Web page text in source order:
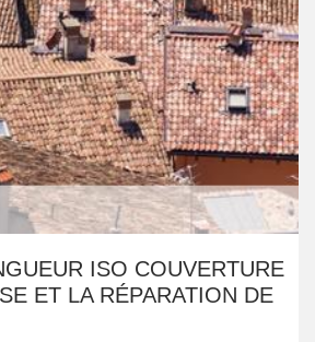
ISO COUVERTURE
ET LA RÉPARATION DE